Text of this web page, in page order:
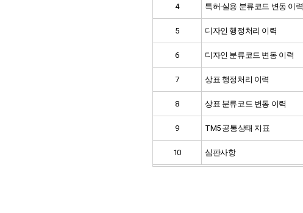
4 특허·실용 분류코드 변동 이력
5 디자인 행정처리 이력
6 디자인 분류코드 변동 이력
7 상표 행정처리 이력
8 상표 분류코드 변동 이력
9 TM5 공통상태 지표
10 심판사항